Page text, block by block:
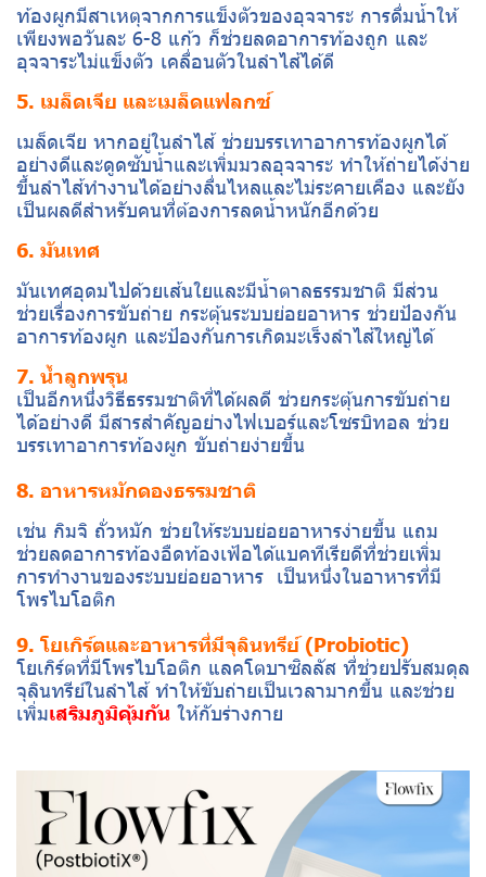
ท้องผูกมีสาเหตุจากการแข็งตัวของอุจจาระ การดื่มน้ำให้
เพียงพอวันละ 6-8 แก้ว ก็ช่วยลดอาการท้องถูก และ
อุจจาระไม่แข็งตัว เคลื่อนตัวในลำไส้ได้ดี
5. เมล็ดเจีย และเมล็ดแฟลกซ์
เมล็ดเจีย หากอยู่ในลำไส้ ช่วยบรรเทาอาการท้องผูกได้
อย่างดีและดูดซับน้ำและเพิ่มมวลอุจจาระ ทำให้ถ่ายได้ง่าย
ขึ้นลำไส้ทำงานได้อย่างลื่นไหลและไม่ระคายเคือง และยัง
เป็นผลดีสำหรับคนที่ต้องการลดน้ำหนักอีกด้วย
6. มันเทศ
มันเทศอุดมไปด้วยเส้นใยและมีน้ำตาลธรรมชาติ มีส่วน
ช่วยเรื่องการขับถ่าย กระตุ้นระบบย่อยอาหาร ช่วยป้องกัน
อาการท้องผูก และป้องกันการเกิดมะเร็งลำไส้ใหญ่ได้
7. น้ำลูกพรุน
เป็นอีกหนึ่งวิธีธรรมชาติที่ได้ผลดี ช่วยกระตุ้นการขับถ่าย
ได้อย่างดี มีสารสำคัญอย่างไฟเบอร์และโซรบิทอล ช่วย
บรรเทาอาการท้องผูก ขับถ่ายง่ายขึ้น
8. อาหารหมักดองธรรมชาติ
เช่น กิมจิ ถั่วหมัก ช่วยให้ระบบย่อยอาหารง่ายขึ้น แถม
ช่วยลดอาการท้องอืดท้องเฟ้อได้แบคทีเรียดีที่ช่วยเพิ่ม
การทำงานของระบบย่อยอาหาร เป็นหนึ่งในอาหารที่มี
โพรไบโอติก
9. โยเกิร์ตและอาหารที่มีจุลินทรีย์ (Probiotic)
โยเกิร์ตที่มีโพรไบโอติก แลคโตบาซิลลัส ที่ช่วยปรับสมดุล
จุลินทรีย์ในลำไส้ ทำให้ขับถ่ายเป็นเวลามากขึ้น และช่วย
เพิ่มเสริมภูมิคุ้มกัน ให้กับร่างกาย